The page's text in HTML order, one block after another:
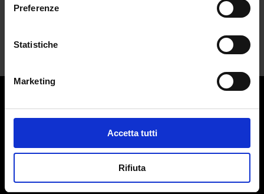
Preferenze
Statistiche
Marketing
Accetta tutti
Rifiuta
Contatti:redazione@adlmag.it
ACCADEMIA DEL LUSSO